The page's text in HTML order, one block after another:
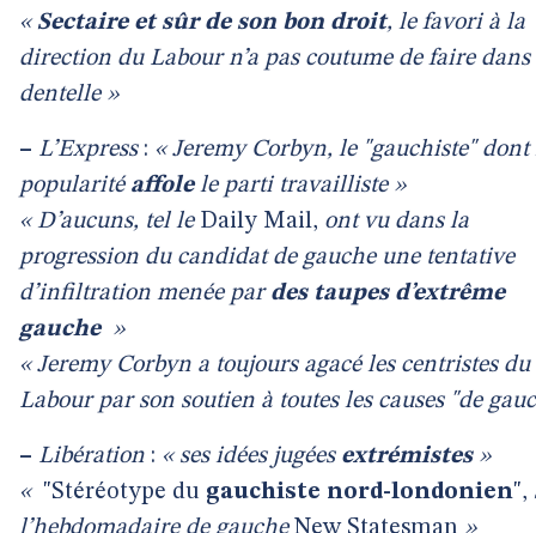
« Sectaire et sûr de son bon droit, le favori à la
direction du Labour n’a pas coutume de faire dans
dentelle »
– L’Express: « Jeremy Corbyn, le "gauchiste" dont
popularité affolele parti travailliste »
« D’aucuns, tel leDaily Mail, ont vu dans la
progression du candidat de gauche une tentative
d’infiltration menée par des taupes d’extrême
gauche »
« Jeremy Corbyn a toujours agacé les centristes du
Labour par son soutien à toutes les causes "de
– Libération : « ses idées jugées extrémistes»
« "Stéréotype du gauchiste nord-londonien",
l’hebdomadaire de gaucheNew Statesman »